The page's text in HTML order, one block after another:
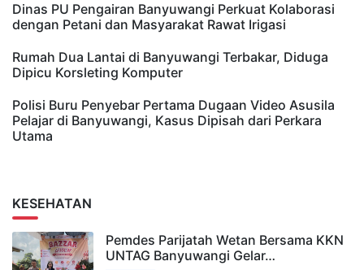
Dinas PU Pengairan Banyuwangi Perkuat Kolaborasi
dengan Petani dan Masyarakat Rawat Irigasi
Rumah Dua Lantai di Banyuwangi Terbakar, Diduga
Dipicu Korsleting Komputer
Polisi Buru Penyebar Pertama Dugaan Video Asusila
Pelajar di Banyuwangi, Kasus Dipisah dari Perkara
Utama
KESEHATAN
Pemdes Parijatah Wetan Bersama KKN
UNTAG Banyuwangi Gelar…